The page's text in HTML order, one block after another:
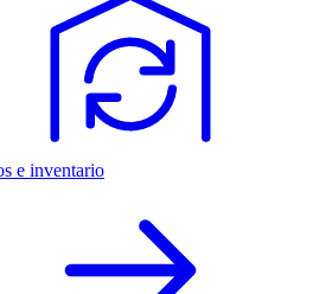
e inventario